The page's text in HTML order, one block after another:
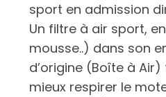
sport en admission
Un filtre à air sport,
mousse..) dans son
d’origine (Boîte à
mieux respirer le